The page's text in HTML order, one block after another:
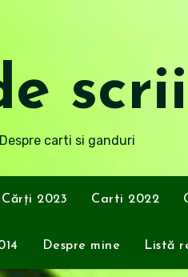
Despre carti si ganduri
Cărți 2023 Carti 2022
Despre mine Listă